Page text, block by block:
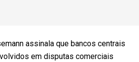
assinala que bancos centrais
em disputas comerciais